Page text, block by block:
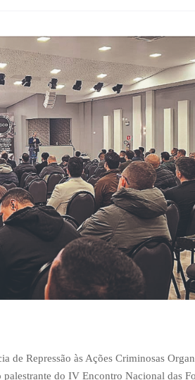
de Repressão às Ações Criminosas
do IV Encontro Nacional das